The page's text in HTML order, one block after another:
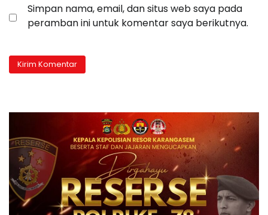
Simpan nama, email, dan situs web saya pada
peramban ini untuk komentar saya berikutnya.